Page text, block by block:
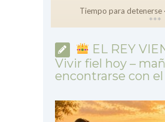
Tiempo para detenerse
***
EL REY
Vivir fiel hoy –
encontrarse con el